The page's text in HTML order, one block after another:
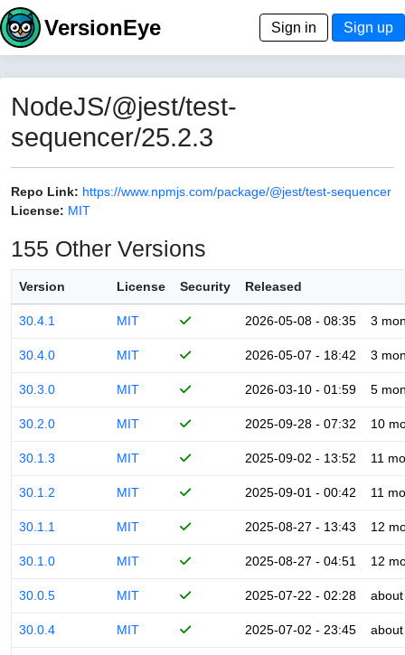
VersionEye Sign in Sign up
NodeJS/@jest/test-
sequencer/25.2.3
Repo Link: https://www.npmjs.com/package/@jest/test-sequencer
License: MIT
155 Other Versions
Version License Security Released
30.4.1 MIT 2026-05-08 - 08:35 3
30.4.0 MIT 2026-05-07 - 18:42 3
30.3.0 MIT 2026-03-10 - 01:59 5
30.2.0 MIT 2025-09-28 - 07:32 10
30.1.3 MIT 2025-09-02 - 13:52 11
30.1.2 MIT 2025-09-01 - 00:42 11
30.1.1 MIT 2025-08-27 - 13:43 12
30.1.0 MIT 2025-08-27 - 04:51 12
30.0.5 MIT 2025-07-22 - 02:28
30.0.4 MIT 2025-07-02 - 23:45